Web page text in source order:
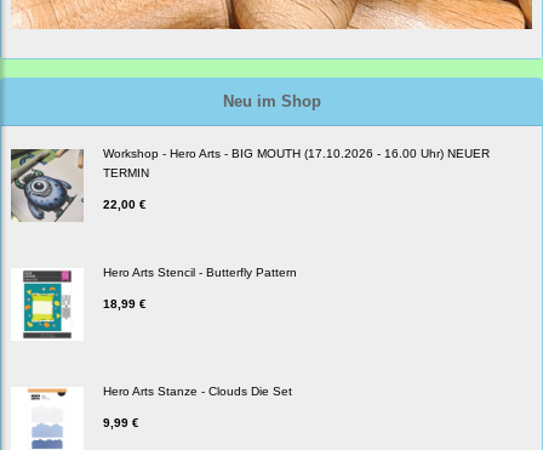
Neu im Shop
Workshop - Hero Arts - BIG MOUTH (17.10.2026 - 16.00 Uhr) NEUER
TERMIN
22,00 €
Hero Arts Stencil - Butterfly Pattern
18,99 €
Hero Arts Stanze - Clouds Die Set
9,99 €